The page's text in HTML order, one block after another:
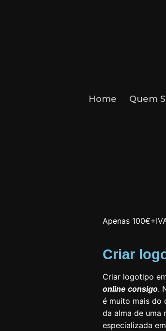
Home Quem
Apenas
Criar
Criar logotipo
online consigo.
é muito mais do
da alma de uma
especializada